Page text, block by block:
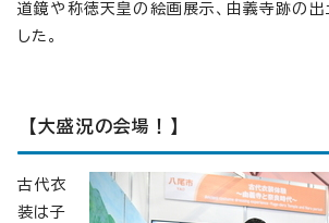
道鏡や称徳天皇の絵画展示、由義寺跡の
した。
【大盛況の会場！】
古代衣
装は子